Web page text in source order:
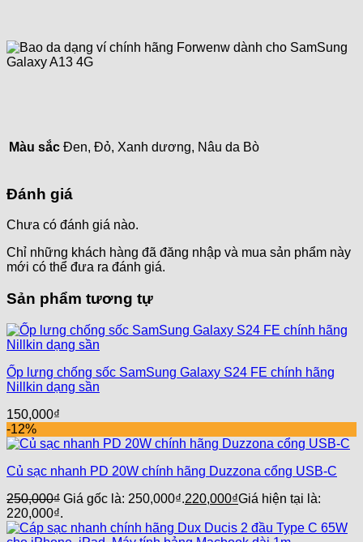
Màu sắc Đen, Đỏ, Xanh dương, Nâu da Bò
Đánh giá
Chưa có đánh giá nào.
Chỉ những khách hàng đã đăng nhập và mua sản phẩm này
mới có thể đưa ra đánh giá.
Sản phẩm tương tự
Ốp lưng chống sốc SamSung Galaxy S24 FE chính hãng
Nillkin dạng sần
150,000₫
-12%
Củ sạc nhanh PD 20W chính hãng Duzzona cổng USB-C
250,000₫ Giá gốc là: 250,000₫.220,000₫Giá hiện tại là:
220,000₫.